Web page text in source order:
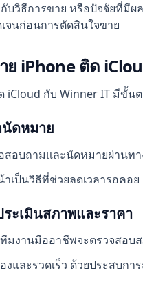
บวิธีการขาย หรือปัจจัยที่มีผ
จนก่อนการตัดสินใจขาย
iPhone ติด
iCloud กับ Winner IT มีขั้น
นัดหมาย
อบถามและนัดหมายผ่านทาง
เป็นวิธีที่ช่วยลดเวลารอคอ
ะเมินสภาพและราคา
มงานมืออาชีพจะตรวจสอบ
งและรวดเร็ว ด้วยประสบก